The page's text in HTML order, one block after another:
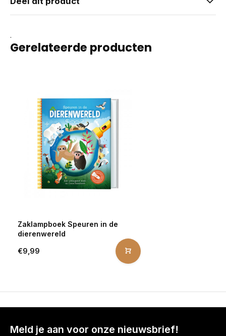
.
Gerelateerde producten
Zaklampboek Speuren in de
dierenwereld
€9,99
Meld je aan voor onze nieuwsbrief!